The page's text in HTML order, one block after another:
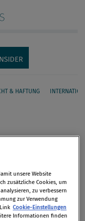
& HAFTUNG
teilen
teilen
unsere Website
zusätzliche Cookies, um
zu verbessern
zur Verwendung
Cookie-Einstellungen
Informationen finden